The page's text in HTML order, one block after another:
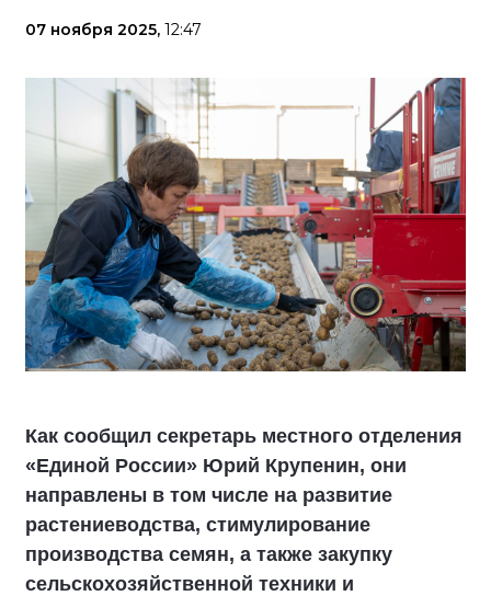
07 ноября 2025, 12:47
Как сообщил секретарь местного отделения
«Единой России» Юрий Крупенин, они
направлены в том числе на развитие
растениеводства, стимулирование
производства семян, а также закупку
сельскохозяйственной техники и